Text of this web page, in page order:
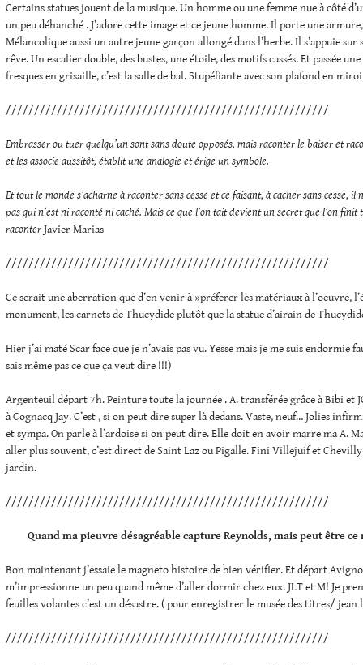
Certains statues jouent de la musique. Un homme ou une femme nue à côté
un peu déhanché . J’adore cette image et ce jeune homme. Il porte une
Mélancolique aussi un autre jeune garçon allongé dans l’herbe. Il s’appuie sur
rêve. Un escalier double, des bustes, une étoile, des motifs cassés. Et passée
fresques en grisaille, c’est la salle de bal. Stupéfiante avec son plafond en
/////////////////////////////////////////////////////////
Embrasser ou tuer quelqu’un sont sans doute opposés, mais raconter le baiser et
et les associe aussitôt, établit une analogie et érige un symbole.
Et tout le monde s’acharne à raconter sans cesse et ce faisant, à cacher sans cesse, il
pas qui n’est ni raconté ni caché. Mais ce que l’on tait devient un secret que l’on
raconterJavier Marias
/////////////////////////////////////////////////////////
Ce serait une aberration que d’en venir à »préferer les matériaux à l’oeuvre,
monument, les carnets de Thucydide plutôt que la statue d’airain de
Hier j’ai maté Scar face que je n’avais pas vu. Yesse mais je me suis endormie
sais même pas ce que ça veut dire !!!)
Argenteuil départ 7h. Peinture toute la journée . A. transférée grâce à Bibi et
à Cognacq Jay. C’est , si on peut dire super là dedans. Vaste, neuf… Jolies
et sympa. On parle à l’ardoise si on peut dire. Elle doit en avoir marre ma A.
aller plus souvent, c’est direct de Saint Laz ou Pigalle. Fini Villejuif et
jardin.
/////////////////////////////////////////////////////////
Quand ma pieuvre désagréable capture Reynolds, mais peut être ce
Bon maintenant j’essaie le magneto histoire de bien vérifier. Et départ
m’impressionne un peu quand même d’aller dormir chez eux. JLT et M! Je
feuilles volantes c’est un désastre. ( pour enregistrer le musée des titres/
/////////////////////////////////////////////////////////